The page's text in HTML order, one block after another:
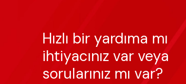
Hızlı bir yardıma mı
ihtiyacınız var veya
sorularınız mı var?